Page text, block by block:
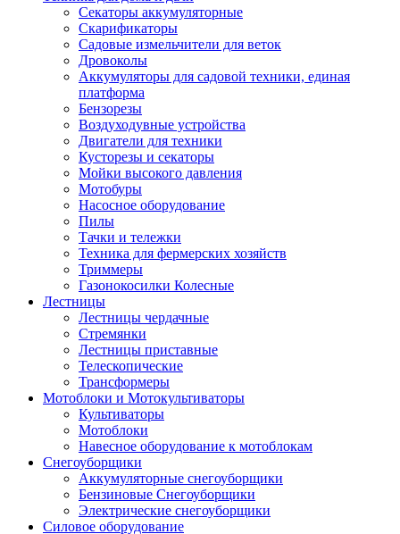
Секаторы аккумуляторные
Скарификаторы
Садовые измельчители для веток
Дровоколы
Аккумуляторы для садовой техники, единая
платформа
Бензорезы
Воздуходувные устройства
Двигатели для техники
Кусторезы и секаторы
Мойки высокого давления
Мотобуры
Насосное оборудование
Пилы
Тачки и тележки
Техника для фермерских хозяйств
Триммеры
Газонокосилки Колесные
Лестницы
Лестницы чердачные
Стремянки
Лестницы приставные
Телескопические
Трансформеры
Мотоблоки и Мотокультиваторы
Культиваторы
Мотоблоки
Навесное оборудование к мотоблокам
Снегоуборщики
Аккумуляторные снегоуборщики
Бензиновые Снегоуборщики
Электрические снегоуборщики
Силовое оборудование